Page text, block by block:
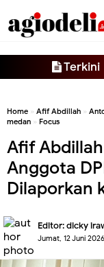
Terkini
Home » Afif Abdillah »
medan » Focus
Afif
Anggota
Dilaporkan
Editor:dicky
Jumat, 12 Juni